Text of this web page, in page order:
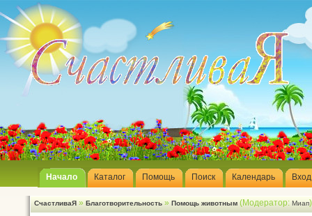
Начало Каталог Помощь Поиск Календарь Вход
СчастливаЯ » Благотворительность » Помощь животным (Модератор: Миап